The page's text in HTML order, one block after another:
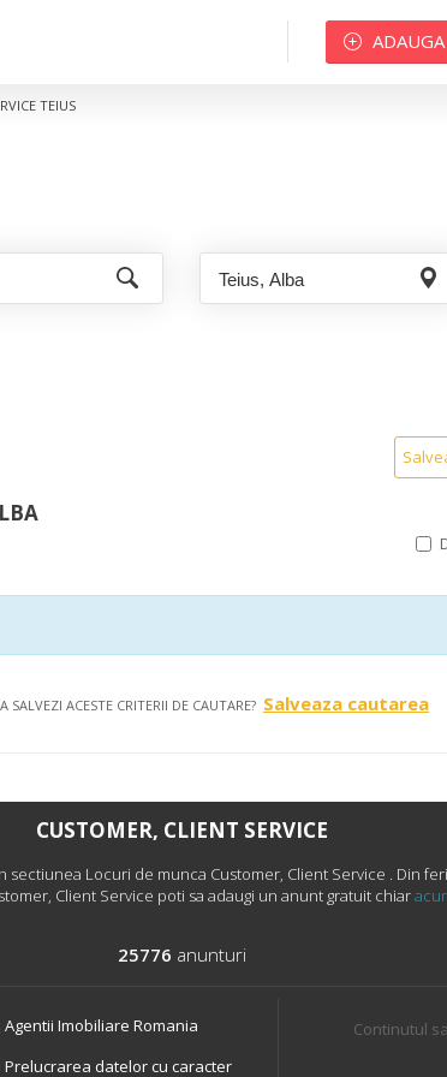
TEIUS
SALVEZI ACESTE CRITERII DE CAUTARE? Salveaza cautarea
CUSTOMER, CLIENT SERVICE
Locuri de munca Customer, Client Service . Din
Client Service poti sa adaugi un anunt gratuit chiar
25776 anunturi
Agentii Imobiliare Romania
Prelucrarea datelor cu caracter
Continutul